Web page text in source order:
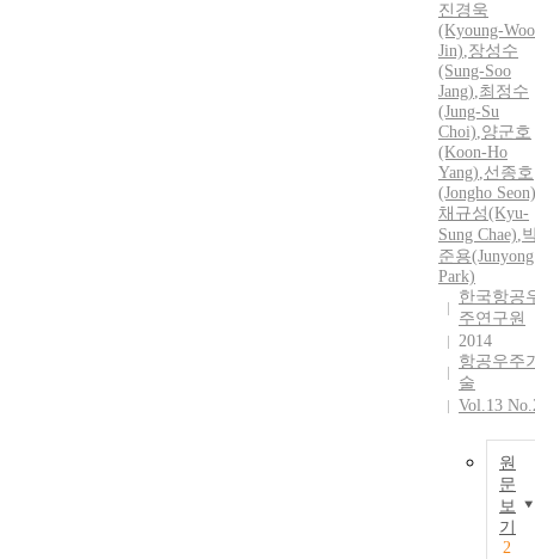
진경욱
(Kyoung-
Jin),장성수
(Sung-Soo
Jang),최정수
(Jung-Su
Choi),양군호
(Koon-Ho
Yang),선종호
(Jongho Seon)
채규성(Kyu-
Sung Chae),
준용(Junyong
Park)
한국항공
주연구원
2014
항공우주
술
Vol.13
원
문
보
기
2